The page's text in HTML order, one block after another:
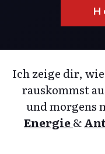
Ich zeige dir,
rauskommst
und morgens
Energie&